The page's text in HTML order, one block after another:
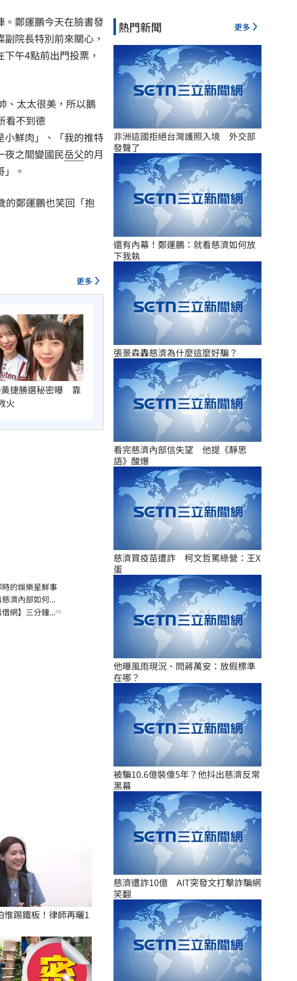
鄭運鵬今天在臉書發
院長特別前來關心，
午4點前出門投票，
、太太很美，所以鵝
看不到德
鮮肉」、「我的推特
夜之間變國民岳父的月
。
的鄭運鵬也笑回「抱
更多
捷勝選秘密曝　靠
火
的娛樂星鮮事
濟內部如何...
網】三分鐘...PR
惟踢鐵板！律師再曬1
熱門新聞 更多
非洲這國拒絕台灣護照入境　外交部
發聲了
還有內幕！鄭運鵬：就看慈濟如何放
下我執
張景森轟慈濟為什麼這麼好騙？
看完慈濟內部信失望　他提《靜思
語》酸爆
慈濟買疫苗遭詐　柯文哲罵綠營：王X
蛋
他曝風雨現況、問蔣萬安：放假標準
在哪？
被騙10.6億裝傻5年？他抖出慈濟反常
黑幕
慈濟遭詐10億　AIT突發文打擊詐騙網
笑翻